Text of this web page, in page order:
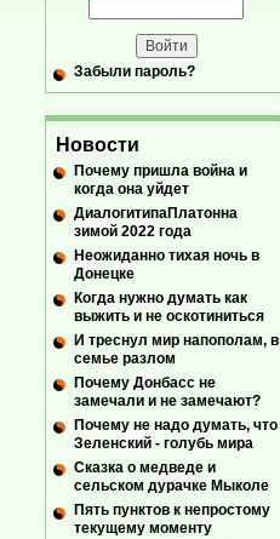
Забыли пароль?
Новости
Почему пришла война и
когда она уйдет
ДиалогитипаПлатонна
зимой 2022 года
Неожиданно тихая ночь в
Донецке
Когда нужно думать как
выжить и не оскотиниться
И треснул мир напополам, в
семье разлом
Почему Донбасс не
замечали и не замечают?
Почему не надо думать, что
Зеленский - голубь мира
Сказка о медведе и
сельском дурачке Мыколе
Пять пунктов к непростому
текущему моменту